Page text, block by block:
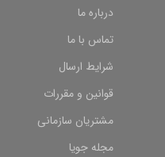
درباره ما
تماس با ما
شرایط ارسال
قوانین و مقررات
مشتریان سازمانی
مجله جویا